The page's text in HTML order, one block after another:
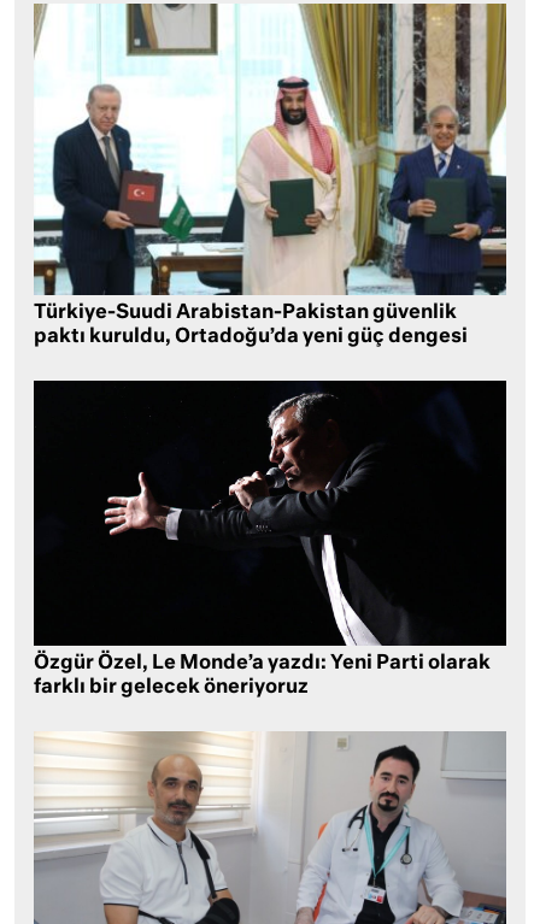
Türkiye-Suudi Arabistan-Pakistan güvenlik
paktı kuruldu, Ortadoğu’da yeni güç dengesi
Özgür Özel, Le Monde’a yazdı: Yeni Parti olarak
farklı bir gelecek öneriyoruz